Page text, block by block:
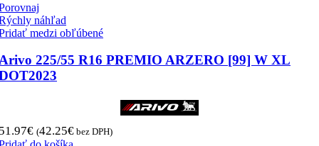
náhľad
medzi obľúbené
225/55 R16 PREMIO ARZERO [99] W XL
€ (42.25€ bez DPH)